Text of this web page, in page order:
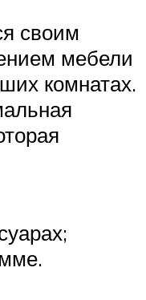
своим
мебели
комнатах.